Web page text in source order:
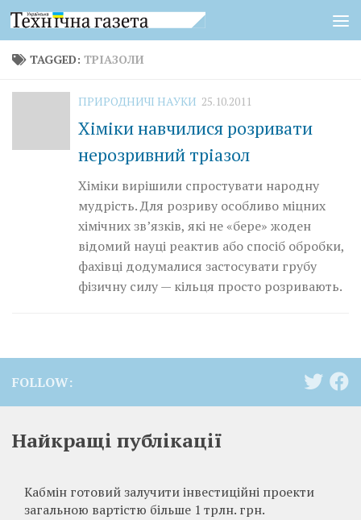
Skip to content
TAGGED: ТРІАЗОЛИ
ПРИРОДНИЧІ НАУКИ 25.10.2011
Хіміки навчилися розривати
нерозривний тріазол
Хіміки вирішили спростувати народну
мудрість. Для розриву особливо міцних
хімічних зв’язків, які не «бере» жоден
відомий науці реактив або спосіб обробки,
фахівці додумалися застосувати грубу
фізичну силу — кільця просто розривають.
FOLLOW:
Найкращі публікації
Кабмін готовий залучити інвестиційні проекти
загальною вартістю більше 1 трлн. грн.